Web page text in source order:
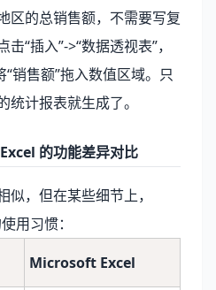
区的总销售额，不需要写复
“插入”->“数据透视表”，
销售额”拖入数值区域。只
统计报表就生成了。
的功能差异对比
似，但在某些细节上，
用习惯：
Microsoft Excel